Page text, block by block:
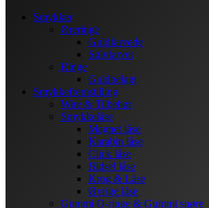
Smykker
Øreringe
Guldfarvede
Sølvfarvet
Ringe
Guldbelagt
Smykkefremstilling
Wire & Tilbehør
Smykkelåse
Magnet låse
Karabin låse
Click låse
Bidsel låse
Krog & Låse
Øvrige låse
Gummi O-ringe & Gummi snøre